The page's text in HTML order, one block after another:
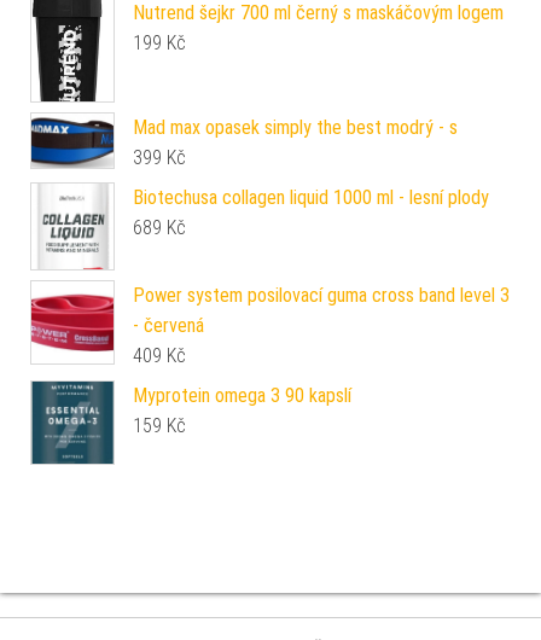
Nutrend šejkr 700 ml černý s maskáčovým logem
199 Kč
Mad max opasek simply the best modrý - s
399 Kč
Biotechusa collagen liquid 1000 ml - lesní plody
689 Kč
Power system posilovací guma cross band level 3
- červená
409 Kč
Myprotein omega 3 90 kapslí
159 Kč